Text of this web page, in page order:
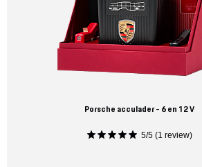
Porsche acculader - 6 en 12 V
5/5 (1 review)